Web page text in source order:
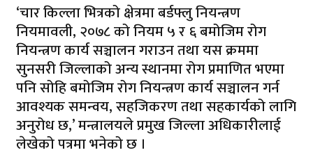
‘चार किल्ला भित्रको क्षेत्रमा बर्डफ्लु नियन्त्रण
नियमावली, २०७८ को नियम ५ र ६ बमोजिम रोग
नियन्त्रण कार्य सञ्चालन गराउन तथा यस क्रममा
सुनसरी जिल्लाको अन्य स्थानमा रोग प्रमाणित भएमा
पनि सोहि बमोजिम रोग नियन्त्रण कार्य सञ्चालन गर्न
आवश्यक समन्वय, सहजिकरण तथा सहकार्यको लागि
अनुरोध छ,’ मन्त्रालयले प्रमुख जिल्ला अधिकारीलाई
लेखेको पत्रमा भनेको छ ।